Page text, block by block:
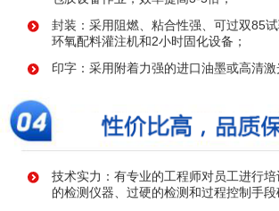
封装：采用阻燃、粘合性强、可过双85
环氧配料灌注机和2小时固化设备；
印字：采用附着力强的进口油墨或高清激
技术实力：有专业的工程师对员工进行
的检测仪器、过硬的检测和过程控制手段